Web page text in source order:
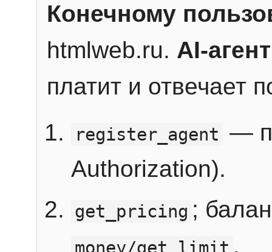
Конечному
htmlweb.ru. AI-агент
платит и отвечает
register_agent —
Authorization).
get_pricing ;
.